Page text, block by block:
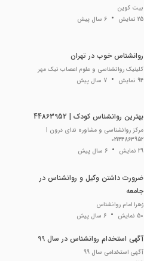
بیت کوین
25 نمایش
6 سال پیش
روانشناس خوب در تهران
کلینیک روانشناسی و علوم اعصاب نیک مهر
94 نمایش
7 سال پیش
بهترین روانشناس کودک | 44863952
مرکز روانشناسی و مشاوره ندای درون |
02144863952
29 نمایش
6 سال پیش
ضرورت داشتن وکیل و روانشناس در
جامعه
زهرا امام روانشناس
50 نمایش
6 سال پیش
آگهی استخدام روانشناس در سال 99
آگهی استخدامی سال 99